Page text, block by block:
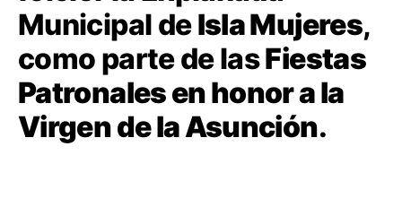
Municipal deIsla Mujeres,
como parte de lasFiestas
Patronales en honor a la
Virgen de la Asunción.